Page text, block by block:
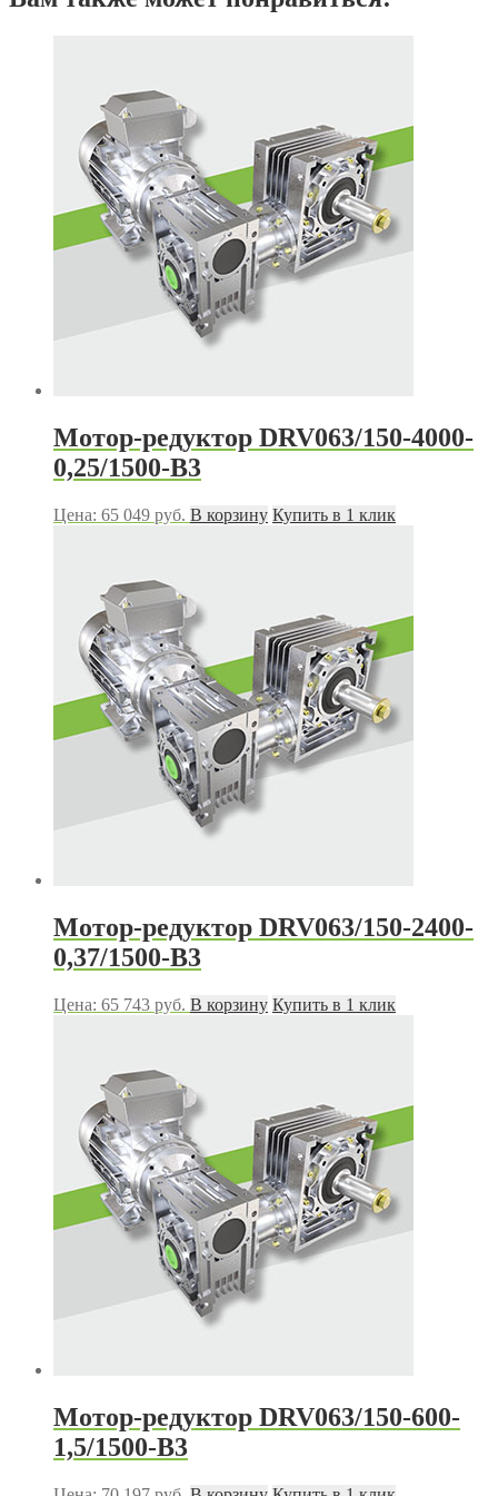
Мотор-редуктор DRV063/150-4000-
0,25/1500-В3
Цена: 65 049 руб. В корзину Купить в 1 клик
Мотор-редуктор DRV063/150-2400-
0,37/1500-В3
Цена: 65 743 руб. В корзину Купить в 1 клик
Мотор-редуктор DRV063/150-600-
1,5/1500-В3